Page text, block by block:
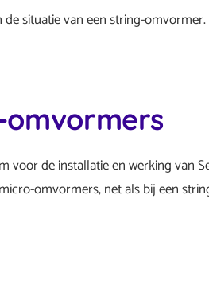
situatie van een string-
omvormers
de installatie en werking van
omvormers, net als bij een